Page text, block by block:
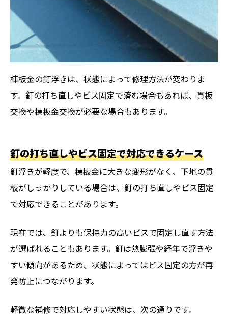
棟板金の釘浮きは、状態によって修理方法が変わりま
す。釘の打ち直しやビス固定で済む場合もあれば、貫板
交換や棟板金交換が必要な場合もあります。
釘の打ち直しやビス固定で対応できるケース
釘浮きが軽度で、棟板金に大きな変形がなく、下地の貫
板がしっかりしている場合は、釘の打ち直しやビス固定
で対応できることがあります。
現在では、釘よりも保持力の高いビスで固定し直す方法
が選ばれることもあります。釘は熱膨張や経年で浮きや
すい傾向があるため、状態によってはビス固定の方が再
発防止につながります。
軽微な補修で対応しやすい状態は、次の通りです。